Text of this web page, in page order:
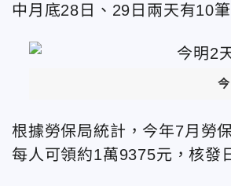
中月底28日、29日兩天有10
根據勞保局統計，今年7月勞
每人可領約1萬9375元，核發